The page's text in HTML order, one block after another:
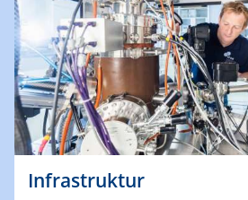
Infrastruktur